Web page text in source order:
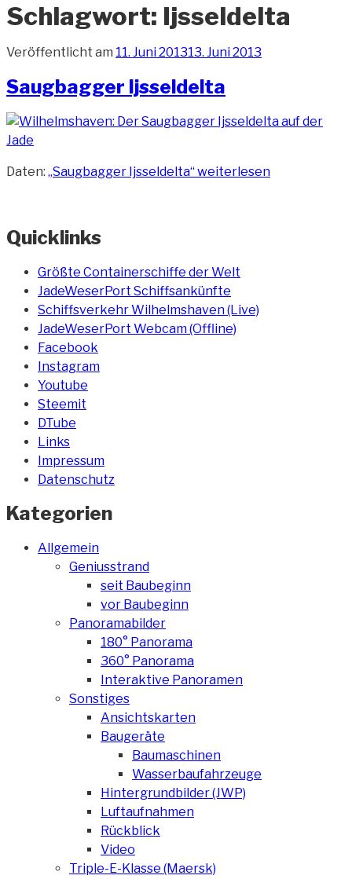
Schlagwort: Ijsseldelta
Veröffentlicht am 11. Juni 201313. Juni 2013
Saugbagger Ijsseldelta
Daten: „Saugbagger Ijsseldelta“weiterlesen
Quicklinks
Größte Containerschiffe der Welt
JadeWeserPort Schiffsankünfte
Schiffsverkehr Wilhelmshaven (Live)
JadeWeserPort Webcam (Offline)
Facebook
Instagram
Youtube
Steemit
DTube
Links
Impressum
Datenschutz
Kategorien
Allgemein
Geniusstrand
seit Baubeginn
vor Baubeginn
Panoramabilder
180° Panorama
360° Panorama
Interaktive Panoramen
Sonstiges
Ansichtskarten
Baugeräte
Baumaschinen
Wasserbaufahrzeuge
Hintergrundbilder (JWP)
Luftaufnahmen
Rückblick
Video
Triple-E-Klasse (Maersk)